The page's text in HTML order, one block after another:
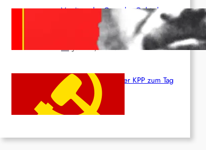
Vorsitzender Gonzalo: Gebt das
Leben für die Partei und die
Juni 19, 2026
Beschluss des ZK der KPP zum Tag
des Heldentums
Juni 19, 2026